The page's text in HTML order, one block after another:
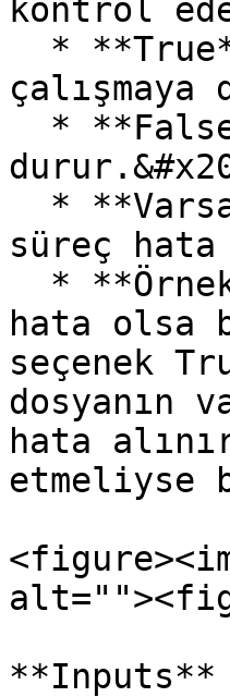
kontrol
çalışmaya
süreç
hata olsa
seçenek
dosyanın
hata
etmeliyse
**Inputs**